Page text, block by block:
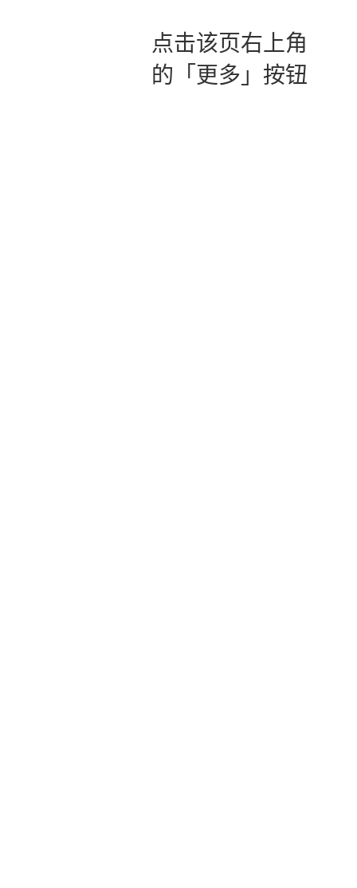
点击该页右上角
的「更多」按钮